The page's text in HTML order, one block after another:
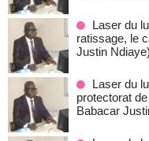
Laser du
ratissage, le
Justin Ndiaye)
Laser du
protectorat
Babacar